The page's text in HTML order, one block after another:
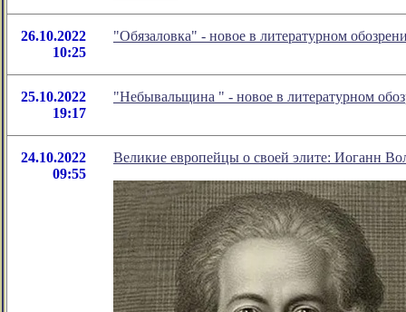
26.10.2022
10:25
"Обязаловка" - новое в литературном
25.10.2022
19:17
"Небывальщина " - новое в литературном
24.10.2022
09:55
Великие европейцы о своей элите: Иоганн